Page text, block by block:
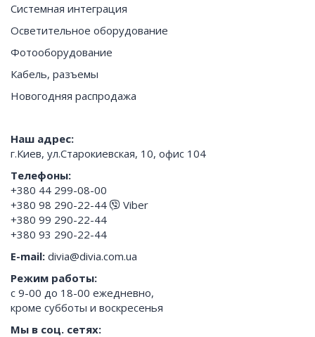
Системная интеграция
Осветительное оборудование
Фотооборудование
Кабель, разъемы
Новогодняя распродажа
Наш адрес:
г.Киев, ул.Старокиевская, 10, офис 104
Телефоны:
+380 44 299-08-00
+380 98 290-22-44
Viber
+380 99 290-22-44
+380 93 290-22-44
E-mail: divia@divia.com.ua
Режим работы:
с 9-00 до 18-00 ежедневно,
кроме субботы и воскресенья
Мы в соц. сетях: